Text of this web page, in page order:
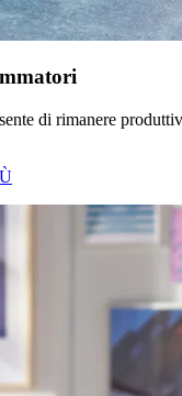
di rimanere